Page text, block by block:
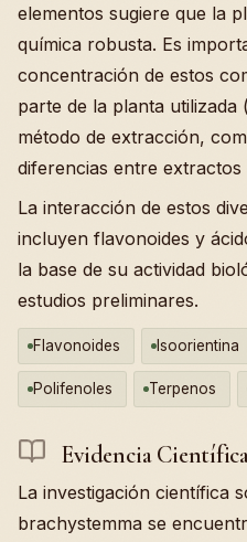
elementos sugiere que la
química robusta. Es
concentración de estos
parte de la planta
método de extracción,
diferencias entre
La interacción de estos
incluyen flavonoides y
la base de su actividad
estudios preliminares.
Flavonoides Isoorientina
Polifenoles Terpenos
Evidencia
La investigación científica
brachystemma se